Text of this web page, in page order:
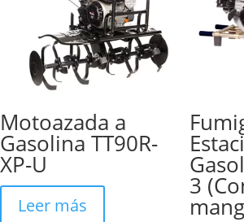
Motoazada a
Gasolina TT90R-
XP-U
Leer más
3